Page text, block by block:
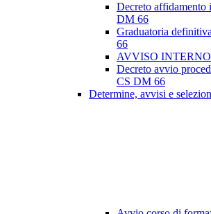
Decreto
DM 66
Graduatoria
66
AVVISO
Decreto avvio
CS DM 66
Determine, avvisi e